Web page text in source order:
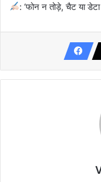
: ‘फोन न तोड़े, चैट या